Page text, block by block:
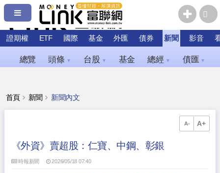
證期權 ETF 國際 基金 外匯 債券 新聞 影音
總覽 頭條 ▼ 台股 ▼ 基金 總經 ▼ 債匯 ▼
首頁 新聞 新聞內文
A- A+
《外資》賣超股：仁寶、中鋼、彰銀
時報新聞 2026/05/18 07:40